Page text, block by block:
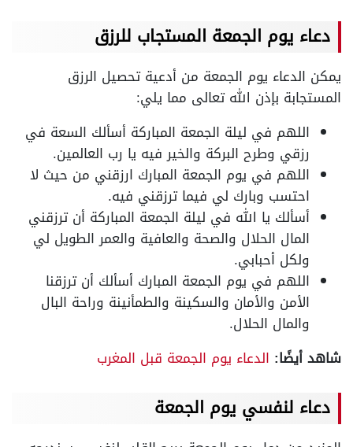
دعاء يوم الجمعة المستجاب للرزق
يمكن الدعاء يوم الجمعة من أدعية تحصيل الرزق
المستجابة بإذن الله تعالى مما يلي:
اللهم في ليلة الجمعة المباركة أسألك السعة في
رزقي وطرح البركة والخير فيه يا رب العالمين.
اللهم في يوم الجمعة المبارك ارزقني من حيث لا
احتسب وبارك لي فيما ترزقني فيه.
أسألك يا الله في ليلة الجمعة المباركة أن ترزقني
المال الحلال والصحة والعافية والعمر الطويل لي
ولكل أحبابي.
اللهم في يوم الجمعة المبارك أسألك أن ترزقنا
الأمن والأمان والسكينة والطمأنينة وراحة البال
والمال الحلال.
شاهد أيضًا: الدعاء يوم الجمعة قبل المغرب
دعاء لنفسي يوم الجمعة